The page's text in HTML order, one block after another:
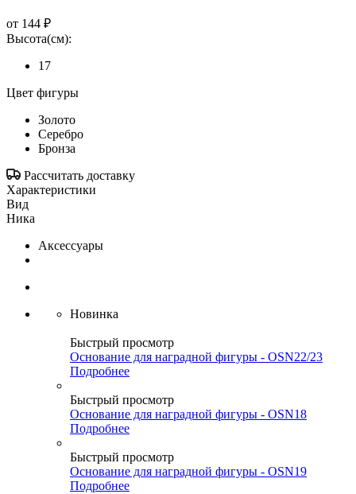
от 144 ₽
Высота(см):
17
Цвет фигуры
Золото
Серебро
Бронза
Рассчитать доставку
Характеристики
Вид
Ника
Аксессуары
Новинка
Быстрый просмотр
Основание для наградной фигуры - OSN22/23
Подробнее
Быстрый просмотр
Основание для наградной фигуры - OSN18
Подробнее
Быстрый просмотр
Основание для наградной фигуры - OSN19
Подробнее